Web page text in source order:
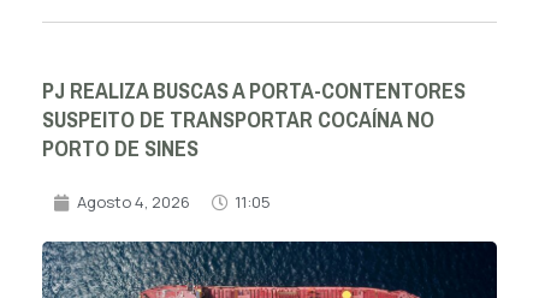
PJ REALIZA BUSCAS A PORTA-CONTENTORES
SUSPEITO DE TRANSPORTAR COCAÍNA NO
PORTO DE SINES
Agosto 4, 2026 11:05